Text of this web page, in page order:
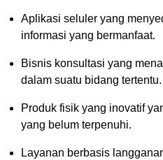
Aplikasi seluler yang
informasi yang bermanfaat.
Bisnis konsultasi yang
dalam suatu bidang tertentu.
Produk fisik yang inovatif
yang belum terpenuhi.
Layanan berbasis